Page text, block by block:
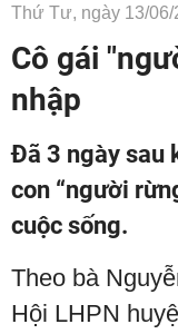
Thứ Tư, ngày 13/06/
Cô gái
nhập
Đã 3 ngày sau
con “người
cuộc sống.
Theo bà
Hội LHPN